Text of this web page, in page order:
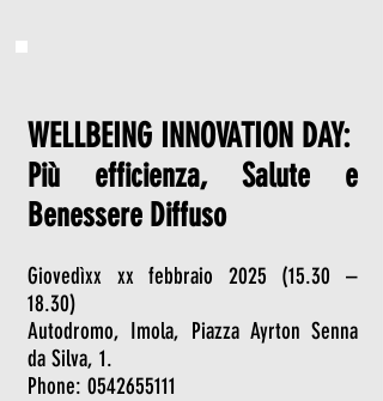
WELLBEING INNOVATION DAY:
Più efficienza, Salute e
Benessere Diffuso
Giovedìxx xx febbraio 2025 (15.30 –
18.30)
Autodromo, Imola, Piazza Ayrton Senna
da Silva, 1.
Phone: 0542655111